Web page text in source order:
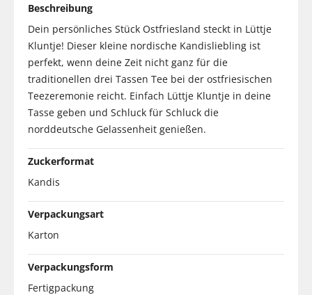
Beschreibung
Dein persönliches Stück Ostfriesland steckt in Lüttje
Kluntje! Dieser kleine nordische Kandisliebling ist
perfekt, wenn deine Zeit nicht ganz für die
traditionellen drei Tassen Tee bei der ostfriesischen
Teezeremonie reicht. Einfach Lüttje Kluntje in deine
Tasse geben und Schluck für Schluck die
norddeutsche Gelassenheit genießen.
Zuckerformat
Kandis
Verpackungsart
Karton
Verpackungsform
Fertigpackung